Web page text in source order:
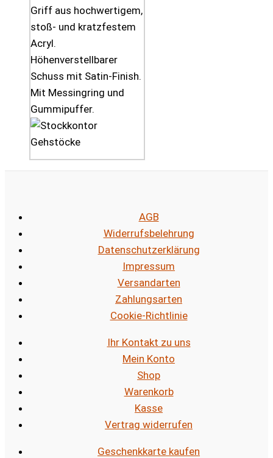
Griff aus hochwertigem,
stoß- und kratzfestem
Acryl.
Höhenverstellbarer
Schuss mit Satin-Finish.
Mit Messingring und
Gummipuffer.
AGB
Widerrufsbelehrung
Datenschutzerklärung
Impressum
Versandarten
Zahlungsarten
Cookie-Richtlinie
Ihr Kontakt zu uns
Mein Konto
Shop
Warenkorb
Kasse
Vertrag widerrufen
Geschenkkarte kaufen